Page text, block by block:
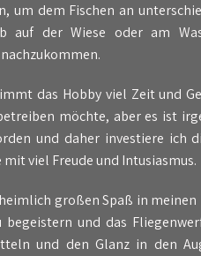
um dem Fischen an
auf der Wiese oder am
das Hobby viel Zeit und
möchte, aber es ist
und daher investiere ich
mit viel Freude und Intusiasmus.
großen Spaß in
und das
und den Glanz in den